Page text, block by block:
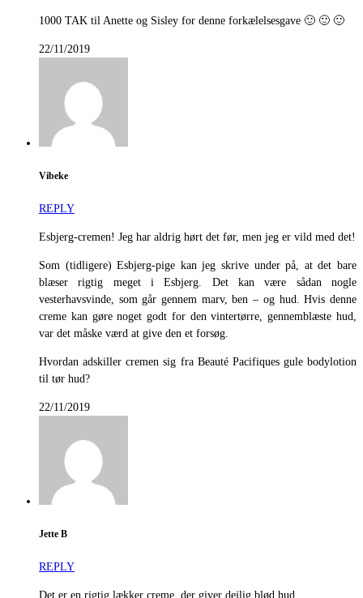
1000 TAK til Anette og Sisley for denne forkælelsesgave 🙂 🙂 🙂
22/11/2019
Vibeke
REPLY
Esbjerg-cremen! Jeg har aldrig hørt det før, men jeg er vild med det!
Som (tidligere) Esbjerg-pige kan jeg skrive under på, at det bare
blæser rigtig meget i Esbjerg. Det kan være sådan nogle
vesterhavsvinde, som går gennem marv, ben – og hud. Hvis denne
creme kan gøre noget godt for den vintertørre, gennemblæste hud,
var det måske værd at give den et forsøg.
Hvordan adskiller cremen sig fra Beauté Pacifiques gule bodylotion
til tør hud?
22/11/2019
Jette B
REPLY
Det er en rigtig lækker creme, der giver dejlig blød hud.